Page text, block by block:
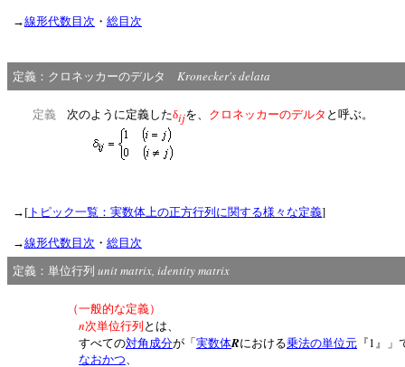
→線形代数目次 ・ 総目次
定義：クロネッカーのデルタ Kronecker's delata
定義 次のように定義したδijを、 クロネッカーのデルタ と呼ぶ。
→ [ トピック一覧：実数体上の正方行列に関する様々な定義]
→線形代数目次 ・ 総目次
定義：単位行列 unit matrix, identity matrix
（一般的な定義）
n次単位行列 とは、
すべての対角成分が「 実数体Rにおける乗法の単位元 『1 』」
なおかつ、